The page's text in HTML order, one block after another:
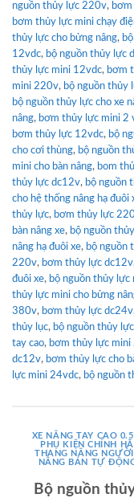
nguồn thủy lực 220v,
bơm thủy lực mini chạy
thủy lực cho bửng nâng,
12vdc, bộ nguồn thủy lực
thủy lực mini 12vdc, bơm
mini 220v, bộ nguồn thủy
bộ nguồn thủy lực cho xe
nâng, bơm thủy lực mini 2
bơm thủy lực 12vdc, bộ
cho cơi thùng, bộ nguồn
mini cho bàn nâng, bom
thủy lực dc12v, bộ nguồn
cho hệ thống nâng hạ đuôi
thủy lực, bơm thủy lực
bàn nâng xe, bộ nguồn
nâng hạ đuôi xe, bộ nguồn
220v, bơm thủy lực dc12v
đuôi xe, bộ nguồn thủy lực
thủy lực mini cho bửng
380v, bơm thủy lực dc24v
thủy lục, bộ nguồn thủy
tay cao, bơm thủy lực mini
dc12v, bơm thủy lực cho
lực mini 24vdc, bộ nguồn
XE NÂNG TAY CAO
PHỤ KIỆN CHÍNH
THANG NÂNG
NÂNG BÁN TỰ
Bộ nguồn